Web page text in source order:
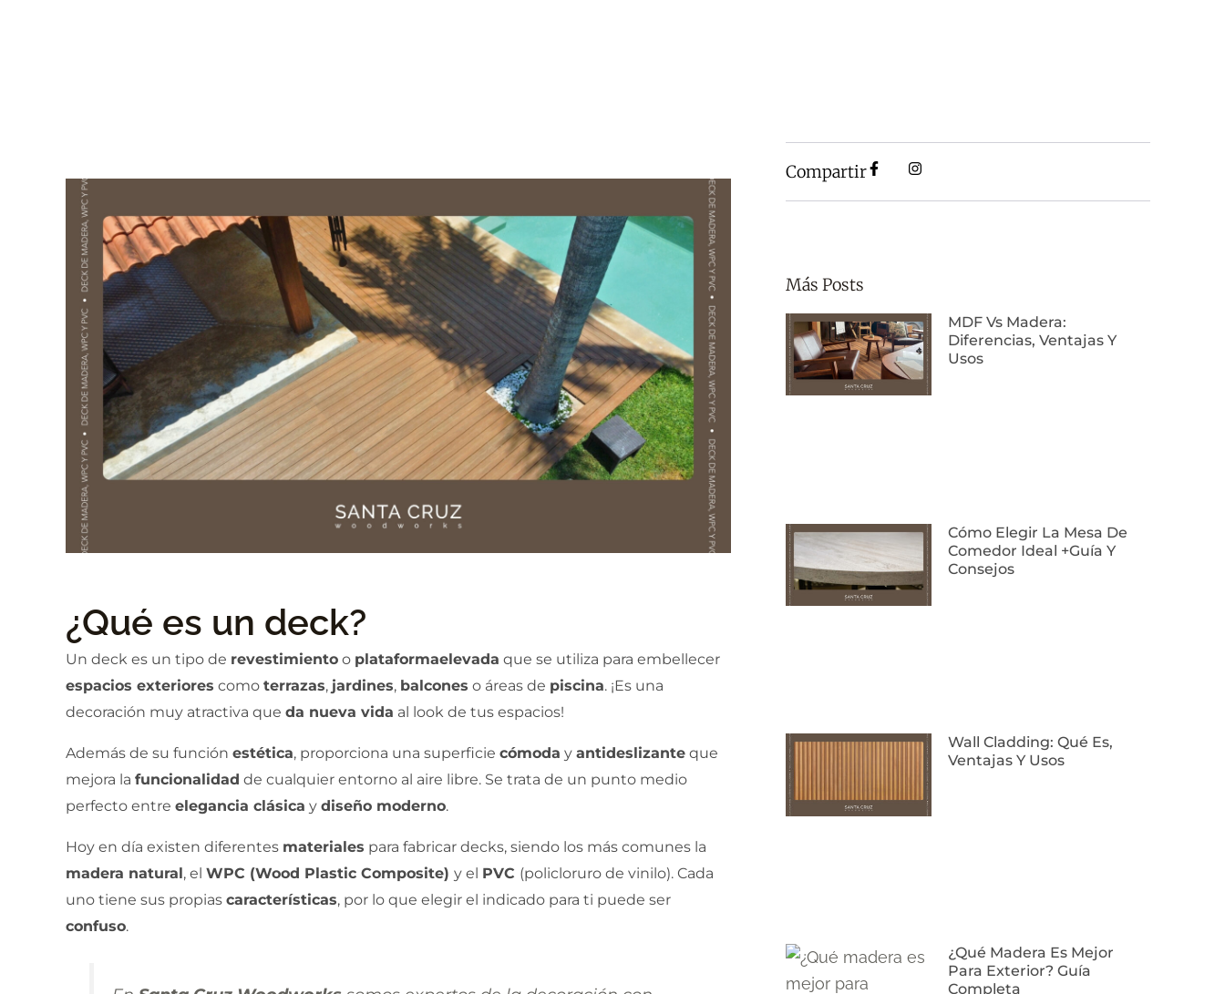
¿Qué es un deck?
Un deck es un tipo de revestimiento o plataformaelevada que se utiliza para embellecer
espacios exteriores como terrazas, jardines, balcones o áreas de piscina. ¡Es una
decoración muy atractiva que da nueva vida al look de tus espacios!
Además de su función estética, proporciona una superficie cómoda y antideslizante que
mejora la funcionalidad de cualquier entorno al aire libre. Se trata de un punto medio
perfecto entre elegancia clásica y diseño moderno.
Hoy en día existen diferentes materiales para fabricar decks, siendo los más comunes la
madera natural, el WPC (Wood Plastic Composite) y el PVC (policloruro de vinilo). Cada
uno tiene sus propias características, por lo que elegir el indicado para ti puede ser
confuso.
Compartir
Más Posts
MDF Vs Madera:
Diferencias, Ventajas Y
Usos
Cómo Elegir La Mesa De
Comedor Ideal +Guía Y
Consejos
Wall Cladding: Qué Es,
Ventajas Y Usos
¿Qué Madera Es Mejor
Para Exterior? Guía
Completa